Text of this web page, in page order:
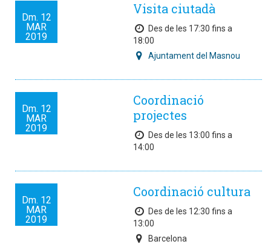
Dm. 12
MAR
2019
Visita ciutadà
Des de les 17:30 fins a
18:00
Ajuntament del Masnou
Dm. 12
MAR
2019
Coordinació
projectes
Des de les 13:00 fins a
14:00
Dm. 12
MAR
2019
Coordinació cultura
Des de les 12:30 fins a
13:00
Barcelona